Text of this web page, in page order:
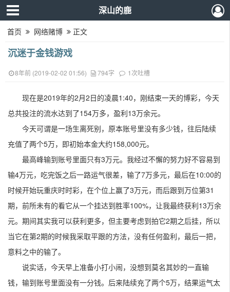
深山的鹿
首页 网络赌博 正文
沉迷于金钱游戏
8年前 (2019-02-02 01:56) 794字 1次吐槽
现在是2019年的2月2日的凌晨1:40，刚结束一天的博彩，今天
总共投注的流水达到了154万多，盈利13万余元。
今天可谓是一场生离死别，原本账号里没有多少钱，往后陆续
充值了两个5万，即初始本金大约158,000元。
最高峰输到账号里面只有3万元。我经过不懈的努力好不容易到
输4万元，吃完饭之后一路运气很差，输了7万多元，最后在10:00的
时候开始玩重庆时时彩，在个位上赢了3万元，而后跟到万位第31
期，前所未有的看它从一个挂达到胜率100%，让我最终获利13万余
元。期间其实我可以获利更多，但主要考虑到拍它2期之后挂，所以
当它在第2期的时候我采取平跟的方法，没有任何盈利，最后一把，
意料之中的输了。
说实话，今天早上准备小打小闹，没想到莫名其妙的一直输
钱，输到账号里面没有一分钱。后来陆续充了两个5万，结果运气太